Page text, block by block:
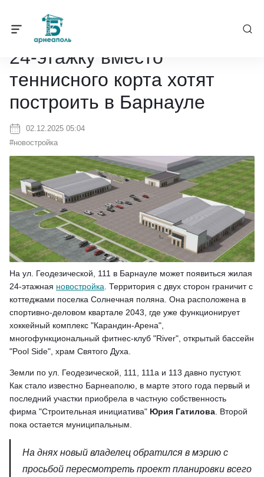
Барнеаполь / 24-этажку вместо теннисного корта
24-этажку вместо
теннисного корта хотят
построить в Барнауле
02.12.2025 05:04
#новостройка
На ул. Геодезической, 111 в Барнауле может появиться жилая
24-этажная новостройка . Территория с двух сторон граничит с
коттеджами поселка Солнечная поляна. Она расположена в
спортивно-деловом квартале 2043, где уже функционирует
хоккейный комплекс "Карандин-Арена",
многофункциональный фитнес-клуб "River", открытый бассейн
"Pool Side", храм Святого Духа.
Земли по ул. Геодезической, 111, 111а и 113 давно пустуют.
Как стало известно Барнеаполю, в марте этого года первый и
последний участки приобрела в частную собственность
фирма "Строительная инициатива" Юрия Гатилова . Второй
пока остается муниципальным.
На днях новый владелец обратился в мэрию с
просьбой пересмотреть проект планировки всего